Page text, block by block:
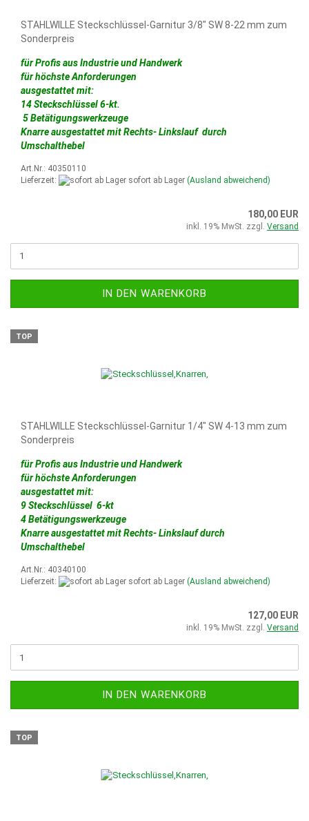
STAHLWILLE Steckschlüssel-Garnitur 3/8" SW 8-22 mm zum
Sonderpreis
für Profis aus Industrie und Handwerk
für höchste Anforderungen
ausgestattet mit:
14 Steckschlüssel 6-kt.
5 Betätigungswerkzeuge
Knarre ausgestattet mit Rechts- Linkslauf durch
Umschalthebel
Art.Nr.: 40350110
Lieferzeit:
sofort ab Lager (Ausland abweichend)
180,00 EUR
inkl. 19% MwSt. zzgl. Versand
IN DEN WARENKORB
TOP
STAHLWILLE Steckschlüssel-Garnitur 1/4" SW 4-13 mm zum
Sonderpreis
für Profis aus Industrie und Handwerk
für höchste Anforderungen
ausgestattet mit:
9 Steckschlüssel 6-kt
4 Betätigungswerkzeuge
Knarre ausgestattet mit Rechts- Linkslauf durch
Umschalthebel
Art.Nr.: 40340100
Lieferzeit:
sofort ab Lager (Ausland abweichend)
127,00 EUR
inkl. 19% MwSt. zzgl. Versand
IN DEN WARENKORB
TOP